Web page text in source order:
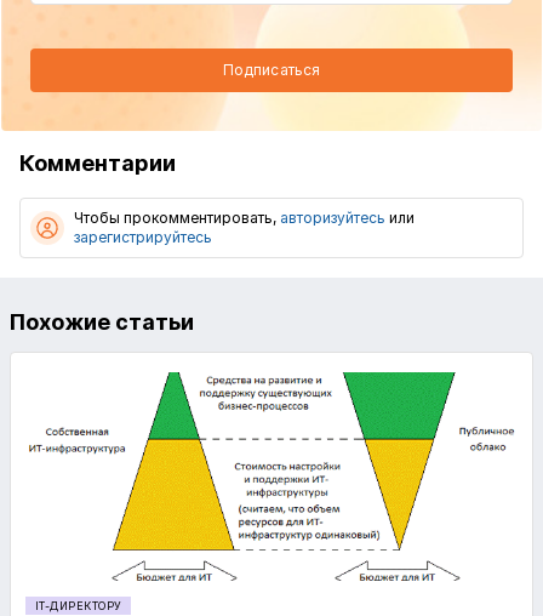
Подписаться
Комментарии
Чтобы прокомментировать, авторизуйтесь или
зарегистрируйтесь
Похожие статьи
IT-ДИРЕКТОРУ